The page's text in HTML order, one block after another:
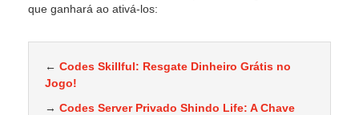
que ganhará ao ativá-los:
← Codes Skillful: Resgate Dinheiro Grátis no
Jogo!
→ Codes Server Privado Shindo Life: A Chave